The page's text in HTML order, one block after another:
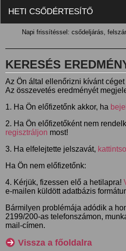
HETI CSŐDÉRTESÍTŐ
Napi frissítéssel: csődeljárás,
KERESÉS
Az Ön által ellenőrizni kívánt
Az összevetés eredményét
1. Ha Ön előfizetőnk akkor, ha
2. Ha Ön előfizetőként nem
regisztráljon most!
3. Ha elfelejtette jelszavát,
Ha Ön nem előfizetőnk:
4. Kérjük, fizessen elő a hetilapra!
e-mailen küldött adatbázis
Bármilyen problémája adódik a
2199/200-as telefonszámon,
mail-címen.
Vissza a főoldalra